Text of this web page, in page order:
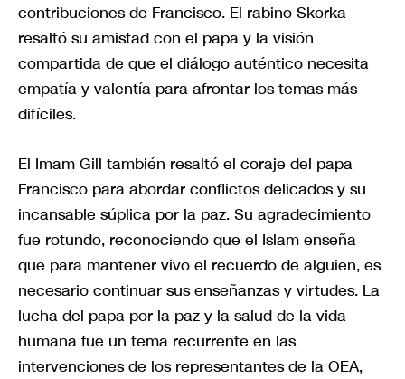
contribuciones de Francisco. El rabino Skorka
resaltó su amistad con el papa y la visión
compartida de que el diálogo auténtico necesita
empatía y valentía para afrontar los temas más
difíciles.
El Imam Gill también resaltó el coraje del papa
Francisco para abordar conflictos delicados y su
incansable súplica por la paz. Su agradecimiento
fue rotundo, reconociendo que el Islam enseña
que para mantener vivo el recuerdo de alguien, es
necesario continuar sus enseñanzas y virtudes. La
lucha del papa por la paz y la salud de la vida
humana fue un tema recurrente en las
intervenciones de los representantes de la OEA,